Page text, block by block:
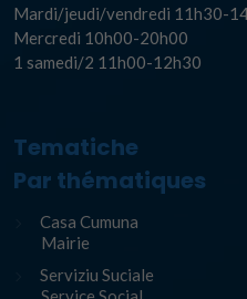
Mardi/jeudi/vendredi 11h30-
Mercredi 10h00-20h00
1 samedi/2 11h00-12h30
Tematiche
Par thématiques
Casa Cumuna
Mairie
Serviziu Suciale